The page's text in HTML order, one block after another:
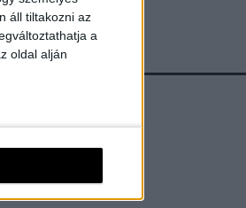
áll tiltakozni az
a
oldal alján